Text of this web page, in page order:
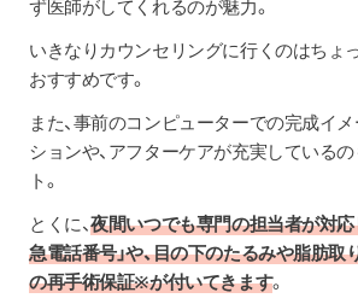
ず医師がしてくれるのが魅力。
いきなりカウンセリングに行くのはちょ
おすすめです。
また、事前のコンピューターでの完成イ
ションや、アフターケアが充実している
ト。
とくに、夜間いつでも専門の担当者が対応
急電話番号」や、目の下のたるみや脂肪取
の再手術保証※が付いてきます。